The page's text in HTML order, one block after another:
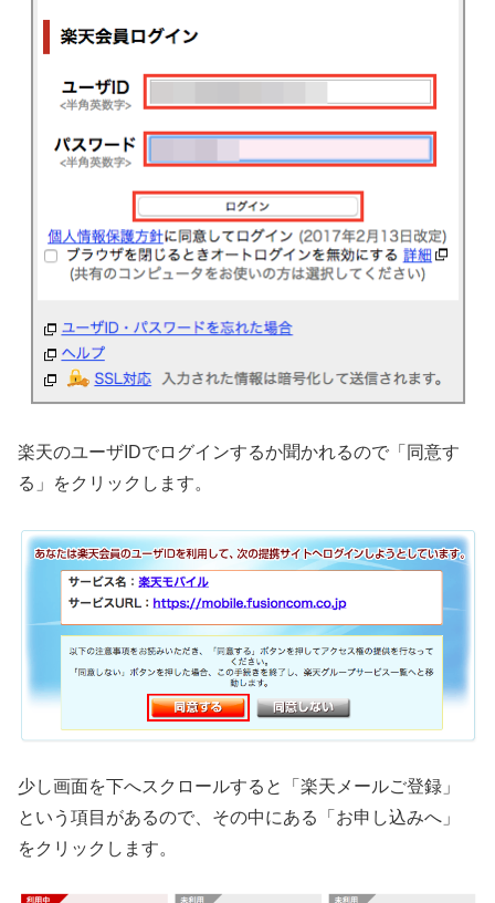
楽天のユーザIDでログインするか聞かれるので「同意す
る」をクリックします。
少し画面を下へスクロールすると「楽天メールご登録」
という項目があるので、その中にある「お申し込みへ」
をクリックします。